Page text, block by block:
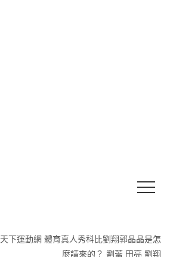
天下運動網 體育真人秀科比劉翔郭晶晶是怎
麼請來的？ 劉蕾 田亮 劉翔